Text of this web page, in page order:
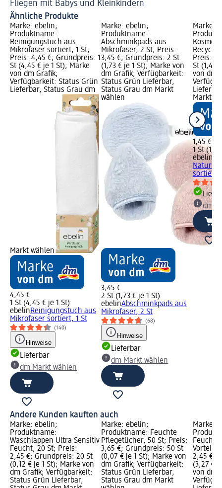
Fliegen mit Babys und Kleinkindern
Ähnliche Produkte
Marke: ebelin;
Produktname:
Reinigungstuch aus
Mikrofaser sortiert, 1 St;
Preis: 4,45 €; Grundpreis: 1
St (4,45 € je 1 St); Marke
von dm Grafik;
Verfügbarkeit: Status Grün
Lieferbar, Status Grau dm
Markt wählen
4,45 €
1 St (4,45 € je 1 St)
ebelinReinigungstuch aus
Mikrofaser sortiert, 1 St
(140)
Hinweise
Lieferbar
dm Markt wählen
Marke: ebelin;
Produktname:
Abschminkpads aus
Mikrofaser, 2 St; Preis:
3,45 €; Grundpreis: 2 St
(1,73 € je 1 St); Marke von
dm Grafik; Verfügbarkeit:
Status Grün Lieferbar,
Status Grau dm Markt
wählen
3,45 €
2 St (1,73 € je 1 St)
ebelinAbschminkpads aus
Mikrofaser, 2 St
(68)
Hinweise
Lieferbar
dm Markt wählen
Marke:
Preis:
St (1,45
von dm
Markt
1,45 €
1 St
ebelin
Nature
sortiert,
dm
Andere Kunden kauften auch
Marke: ebelin;
Produktname:
Waschlappen Ultra Sensitiv
Feucht, 20 St; Preis:
2,45 €; Grundpreis: 20 St
(0,12 € je 1 St); Marke von
dm Grafik; Verfügbarkeit:
Status Grün Lieferbar,
Marke: ebelin;
Produktname: Feuchte
Pflegetücher, 50 St; Preis:
3,65 €; Grundpreis: 50 St
(0,07 € je 1 St); Marke von
dm Grafik; Verfügbarkeit:
Status Grün Lieferbar,
Status Grau dm Markt
Marke:
2,45 €;
(3,27 €
von dm